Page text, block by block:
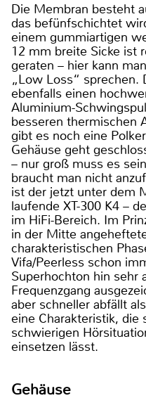
Die Membran besteht
das befünfschichtet
einem gummiartigen
12 mm breite Sicke ist
geraten – hier kann
„Low Loss“ sprechen.
ebenfalls einen
Aluminium-
besseren thermischen
gibt es noch eine
Gehäuse geht
– nur groß muss es
braucht man nicht
ist der jetzt unter dem
laufende XT-300 K4 –
im HiFi-Bereich. Im
in der Mitte
charakteristischen
Vifa/Peerless schon
Superhochton hin sehr
Frequenzgang
aber schneller abfällt
eine Charakteristik, die
schwierigen
einsetzen lässt.
Gehäuse